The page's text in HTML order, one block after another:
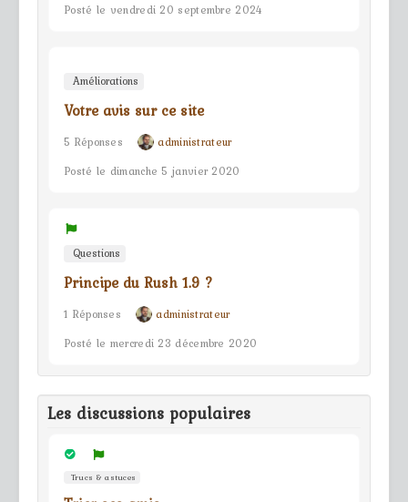
Posté le vendredi 20 septembre 2024
Améliorations
Votre avis sur ce site
5 Réponses
administrateur
Posté le dimanche 5 janvier 2020
Questions
Principe du Rush 1.9 ?
1 Réponses
administrateur
Posté le mercredi 23 décembre 2020
Les discussions populaires
Trucs & astuces